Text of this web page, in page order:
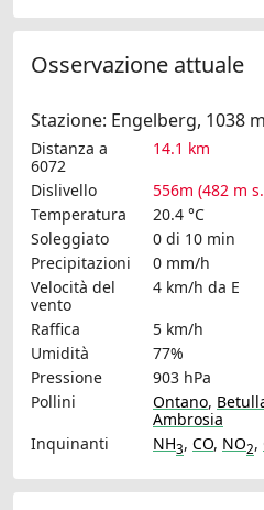
Osservazione attuale
Stazione: Engelberg, 1038
Distanza a
6072
14.1 km
Dislivello
556m (482 m
Temperatura
20.4 °C
Soleggiato
0 di 10 min
Precipitazioni
0 mm/h
Velocità del
vento
4 km/h da E
Raffica
5 km/h
Umidità
77%
Pressione
903 hPa
Pollini
Ontano,
Ambrosia
Inquinanti
NH3, CO, NO2,